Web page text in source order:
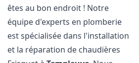
êtes au bon endroit ! Notre
équipe d'experts en plomberie
est spécialisée dans l'installation
et la réparation de chaudières